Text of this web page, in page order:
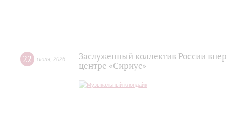
22 июля 2026
Заслуженный коллектив России
центре «Сириус»